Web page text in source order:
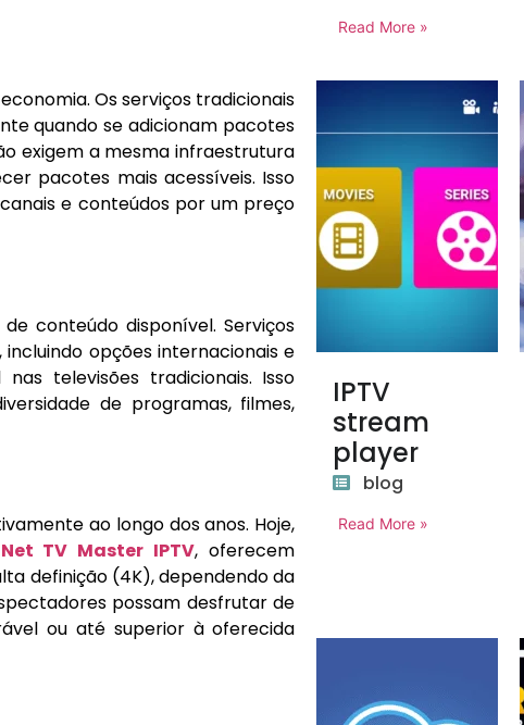
Os serviços tradicionais
quando se adicionam pacotes
exigem a mesma infraestrutura
pacotes mais acessíveis. Isso
e conteúdos por um preço
conteúdo disponível. Serviços
opções internacionais e
televisões tradicionais. Isso
de programas, filmes,
ao longo dos anos. Hoje,
Net TV Master IPTV, oferecem
definição (4K), dependendo da
possam desfrutar de
ou até superior à oferecida
Read More »
IPTV
stream
player
blog
Read More »